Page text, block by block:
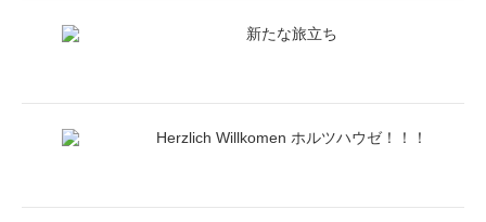
新たな旅立ち
Herzlich Willkomen ホルツハウゼ！！！